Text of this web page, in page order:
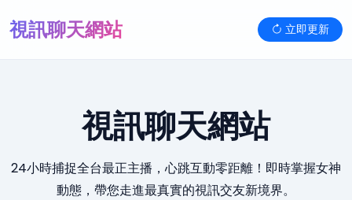
視訊聊天網站 立即更新
視訊聊天網站
24小時捕捉全台最正主播，心跳互動零距離！即時掌握女神
動態，帶您走進最真實的視訊交友新境界。